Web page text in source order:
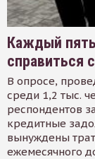
Каждый
справиться
В опросе,
среди 1,2 тыс.
респондентов
кредитные
вынуждены
ежемесячного